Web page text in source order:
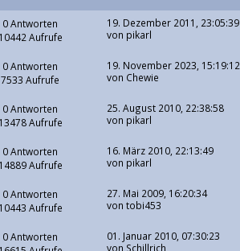
0 Antworten
10442 Aufrufe
19. Dezember 2011, 23:05:39
von pikarl
0 Antworten
7533 Aufrufe
19. November 2023, 15:19:12
von Chewie
0 Antworten
13478 Aufrufe
25. August 2010, 22:38:58
von pikarl
0 Antworten
14889 Aufrufe
16. März 2010, 22:13:49
von pikarl
0 Antworten
10443 Aufrufe
27. Mai 2009, 16:20:34
von tobi453
0 Antworten
01. Januar 2010, 07:30:23
von Schillrich